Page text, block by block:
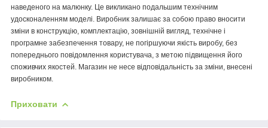
наведеного на малюнку. Це викликано подальшим технічним
удосконаленням моделі. Виробник залишає за собою право вносити
зміни в конструкцію, комплектацію, зовнішній вигляд, технічне і
програмне забезпечення товару, не погіршуючи якість виробу, без
попереднього повідомлення користувача, з метою підвищення його
споживчих якостей. Магазин не несе відповідальність за зміни, внесені
виробником.
Приховати